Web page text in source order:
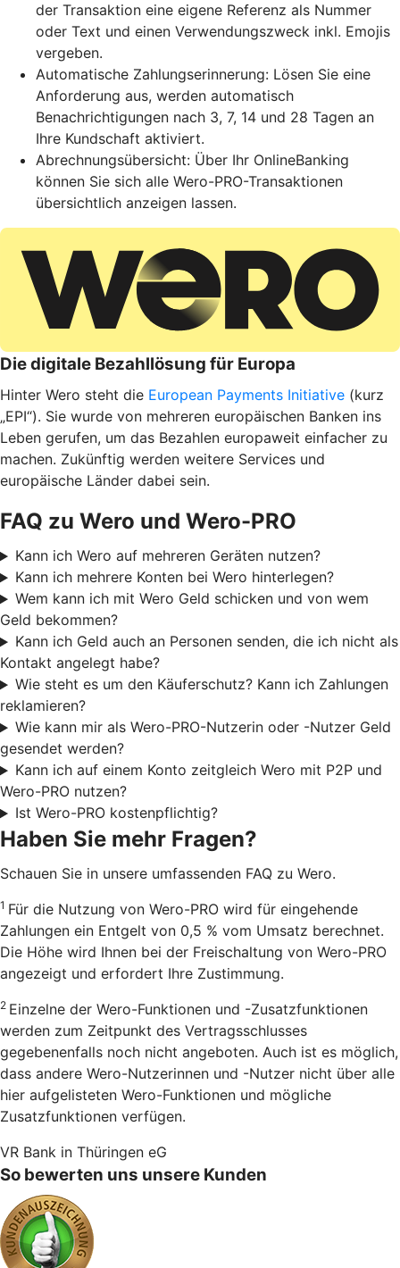
der Transaktion eine eigene Referenz als Nummer
oder Text und einen Verwendungszweck inkl. Emojis
vergeben.
Automatische Zahlungserinnerung: Lösen Sie eine
Anforderung aus, werden automatisch
Benachrichtigungen nach 3, 7, 14 und 28 Tagen an
Ihre Kundschaft aktiviert.
Abrechnungsübersicht: Über Ihr OnlineBanking
können Sie sich alle Wero-PRO-Transaktionen
übersichtlich anzeigen lassen.
Die digitale Bezahllösung für Europa
Hinter Wero steht die European Payments Initiative (kurz
„EPI“). Sie wurde von mehreren europäischen Banken ins
Leben gerufen, um das Bezahlen europaweit einfacher zu
machen. Zukünftig werden weitere Services und
europäische Länder dabei sein.
FAQ zu Wero und Wero-PRO
Kann ich Wero auf mehreren Geräten nutzen?
Kann ich mehrere Konten bei Wero hinterlegen?
Wem kann ich mit Wero Geld schicken und von wem
Geld bekommen?
Kann ich Geld auch an Personen senden, die ich nicht als
Kontakt angelegt habe?
Wie steht es um den Käuferschutz? Kann ich Zahlungen
reklamieren?
Wie kann mir als Wero-PRO-Nutzerin oder -Nutzer Geld
gesendet werden?
Kann ich auf einem Konto zeitgleich Wero mit P2P und
Wero-PRO nutzen?
Ist Wero-PRO kostenpflichtig?
Haben Sie mehr Fragen?
Schauen Sie in unsere umfassenden FAQ zu Wero.
1 Für die Nutzung von Wero-PRO wird für eingehende
Zahlungen ein Entgelt von 0,5 % vom Umsatz berechnet.
Die Höhe wird Ihnen bei der Freischaltung von Wero-PRO
angezeigt und erfordert Ihre Zustimmung.
2 Einzelne der Wero-Funktionen und -Zusatzfunktionen
werden zum Zeitpunkt des Vertragsschlusses
gegebenenfalls noch nicht angeboten. Auch ist es möglich,
dass andere Wero-Nutzerinnen und -Nutzer nicht über alle
hier aufgelisteten Wero-Funktionen und mögliche
Zusatzfunktionen verfügen.
VR Bank in Thüringen eG
So bewerten uns unsere Kunden